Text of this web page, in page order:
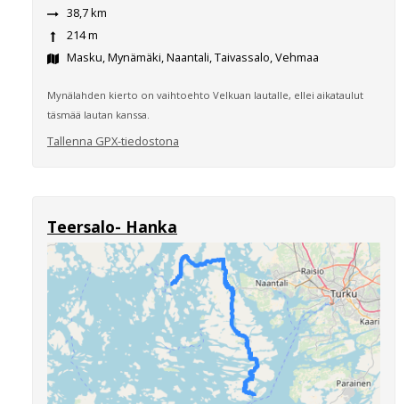
38,7 km
214 m
Masku, Mynämäki, Naantali, Taivassalo, Vehmaa
Mynälahden kierto on vaihtoehto Velkuan lautalle, ellei aikataulut
täsmää lautan kanssa.
Tallenna GPX-tiedostona
Teersalo- Hanka